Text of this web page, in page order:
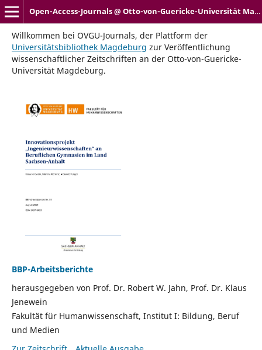
Open-Access-Journals @ Otto-von-Guericke-Universität Magdeburg
Willkommen bei OVGU-Journals, der Plattform der
Universitätsbibliothek Magdeburg zur Veröffentlichung
wissenschaftlicher Zeitschriften an der Otto-von-Guericke-
Universität Magdeburg.
BBP-Arbeitsberichte
herausgegeben von Prof. Dr. Robert W. Jahn, Prof. Dr. Klaus
Jenewein
Fakultät für Humanwissenschaft, Institut I: Bildung, Beruf
und Medien